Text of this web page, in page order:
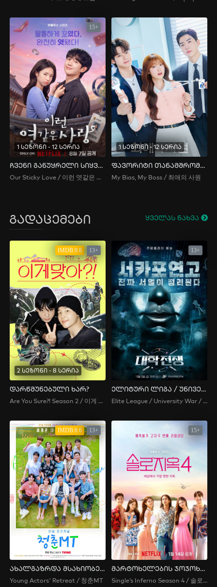
15+
1 სეზონი - 12 სერია
ჩვენი განუყრელი სიყვარული
Our Sticky Love / 이런 엿같은 사랑
1 სეზონი - 12 სერია
ფავორიტი თანამშრომელი
My Bias, My Boss / 최애의 사원
გადაცემები ყველას ნახვა
IMDB:9.8 13+
2 სეზონი - 8 სერია
დარწმუნებული ხარ?
Are You Sure?! Season 2 / 이게 맞아?! 시즌2 / Are You Sure?! 2
13+
ელიტური ლიგა / უნივერსიტეტების ომი
Elite League / University War / 대학전쟁
IMDB:8.6 13+
ახალგაზრდა მსახიობების ტრენინგი
Young Actors' Retreat / 청춘MT
15+
მარტოხელების ჯოჯოხეთი 4
Single’s Inferno Season 4 / 솔로지옥 시즌4